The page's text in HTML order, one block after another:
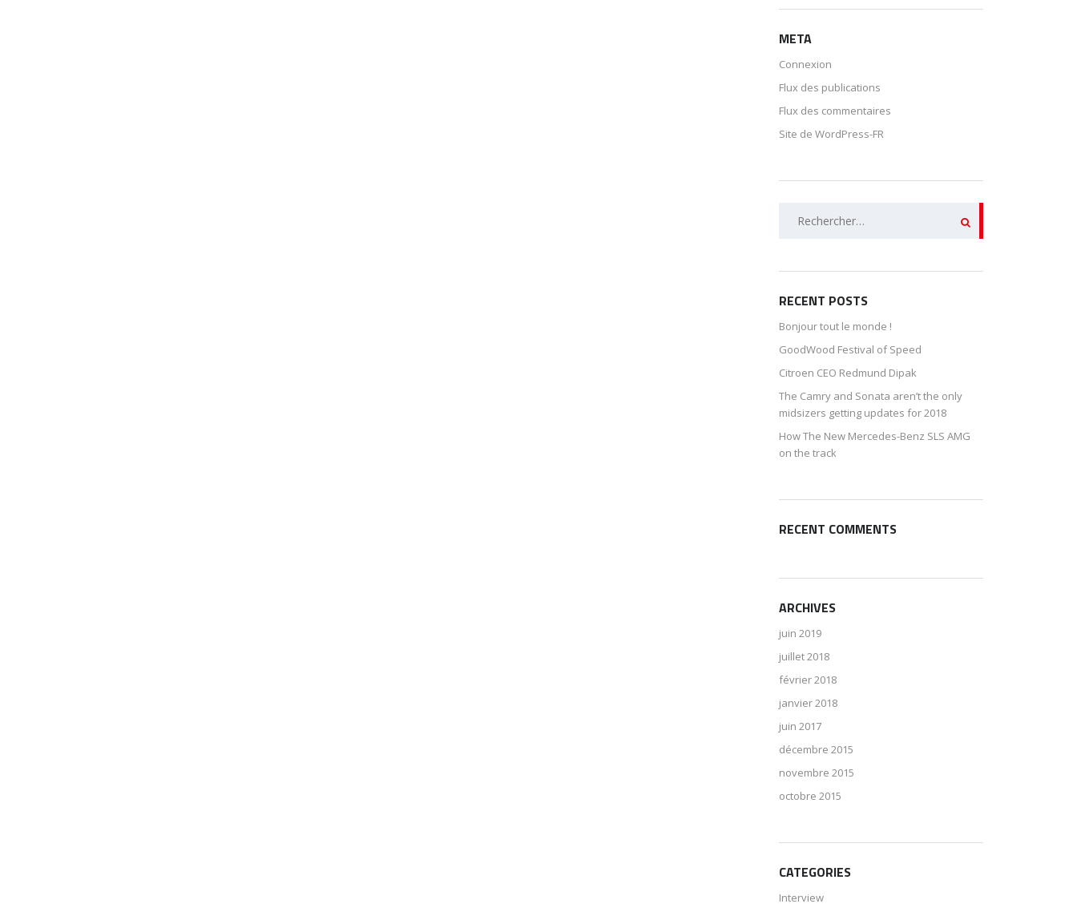
META
Connexion
Flux des publications
Flux des commentaires
Site de WordPress-FR
RECENT POSTS
Bonjour tout le monde !
GoodWood Festival of Speed
Citroen CEO Redmund Dipak
The Camry and Sonata aren’t the only
midsizers getting updates for 2018
How The New Mercedes-Benz SLS AMG
on the track
RECENT COMMENTS
ARCHIVES
juin 2019
juillet 2018
février 2018
janvier 2018
juin 2017
décembre 2015
novembre 2015
octobre 2015
CATEGORIES
Interview